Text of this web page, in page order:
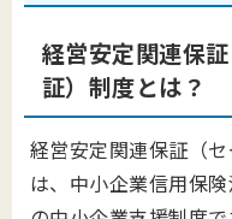
経営安定関連保
証）制度とは？
経営安定関連保証（
は、中小企業信用保